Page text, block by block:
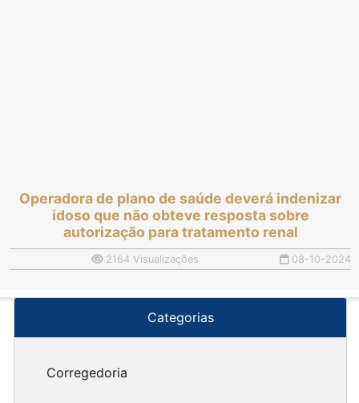
Operadora de plano de saúde deverá indenizar
idoso que não obteve resposta sobre
autorização para tratamento renal
2164 Visualizações 08-10-2024
Categorias
Corregedoria